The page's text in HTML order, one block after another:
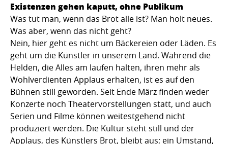
Existenzen gehen kaputt, ohne Publikum
Was tut man, wenn das Brot alle ist? Man holt neues.
Was aber, wenn das nicht geht?
Nein, hier geht es nicht um Bäckereien oder Läden. Es
geht um die Künstler in unserem Land. Während die
Helden, die Alles am laufen halten, ihren mehr als
Wohlverdienten Applaus erhalten, ist es auf den
Bühnen still geworden. Seit Ende März finden weder
Konzerte noch Theatervorstellungen statt, und auch
Serien und Filme können weitestgehend nicht
produziert werden. Die Kultur steht still und der
Applaus, des Künstlers Brot, bleibt aus; ein Umstand,